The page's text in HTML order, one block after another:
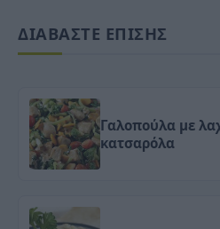
ΔΙΑΒΑΣΤΕ ΕΠΙΣΗΣ
Γαλοπούλα με
κατσαρόλα